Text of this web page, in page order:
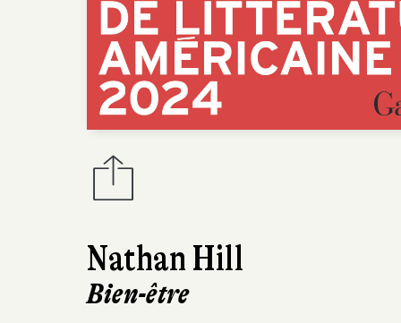
Nathan Hill
Bien-être